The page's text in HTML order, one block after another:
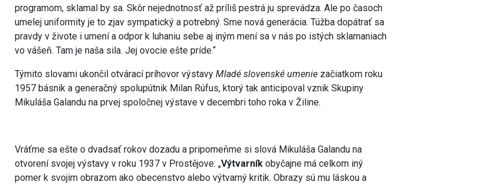
programom, sklamal by sa. Skôr nejednotnosť až príliš pestrá ju sprevádza. Ale po časoch
umelej uniformity je to zjav sympatický a potrebný. Sme nová generácia. Túžba dopátrať sa
pravdy v živote i umení a odpor k luhaniu sebe aj iným mení sa v nás po istých sklamaniach
vo vášeň. Tam je naša sila. Jej ovocie ešte príde.“
Týmito slovami ukončil otvárací príhovor výstavyMladé slovenské umenie začiatkom roku
1957 básnik a generačný spolupútnik Milan Rúfus, ktorý tak anticipoval vznik Skupiny
Mikuláša Galandu na prvej spoločnej výstave v decembri toho roka v Žiline.
Vráťme sa ešte o dvadsať rokov dozadu a pripomeňme si slová Mikuláša Galandu na
otvorení svojej výstavy v roku 1937 v Prostějove: „Výtvarník obyčajne má celkom iný
pomer k svojim obrazom ako obecenstvo alebo výtvarný kritik. Obrazy sú mu láskou a